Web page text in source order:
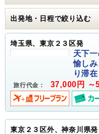
出発地・日程で絞り込む
埼玉県、東京２３区発
天下
愉し
り滞
旅行代金： 37,000円 ～
東京２３区外、神奈川県発